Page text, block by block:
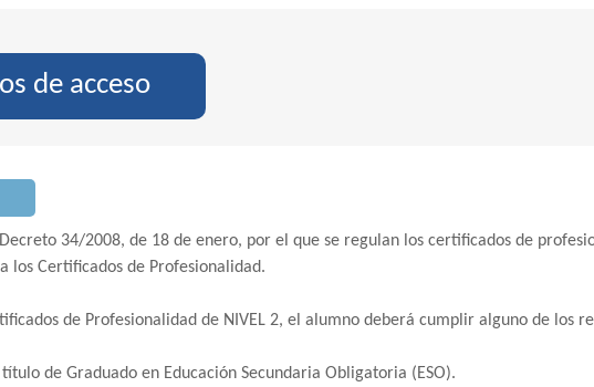
de acceso
34/2008, de 18 de enero, por el que se regulan los certificados de
los Certificados de Profesionalidad.
de Profesionalidad de NIVEL 2, el alumno deberá cumplir alguno de los
de Graduado en Educación Secundaria Obligatoria (ESO).